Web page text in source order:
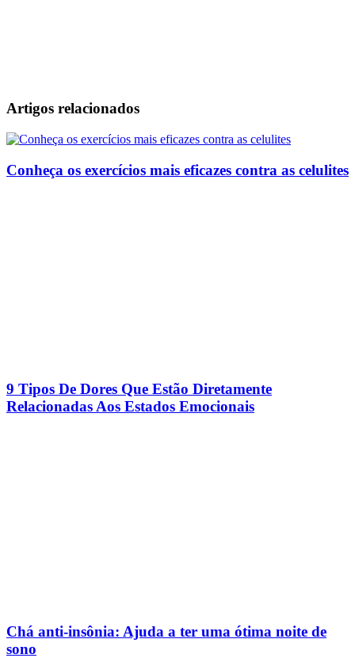
Artigos relacionados
Conheça os exercícios mais eficazes contra as celulites
9 Tipos De Dores Que Estão Diretamente
Relacionadas Aos Estados Emocionais
Chá anti-insônia: Ajuda a ter uma ótima noite de
sono